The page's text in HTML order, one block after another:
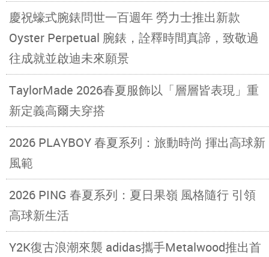
慶祝蠔式腕錶問世一百週年 勞力士推出新款
Oyster Perpetual 腕錶，詮釋時間真諦，致敬過
往成就並啟迪未來願景
TaylorMade 2026春夏服飾以「層層皆表現」重
新定義高爾夫穿搭
2026 PLAYBOY 春夏系列：旅動時尚 揮出高球新
風範
2026 PING 春夏系列：夏日果嶺 風格隨行 引領
高球新生活
Y2K復古浪潮來襲 adidas攜手Metalwood推出首